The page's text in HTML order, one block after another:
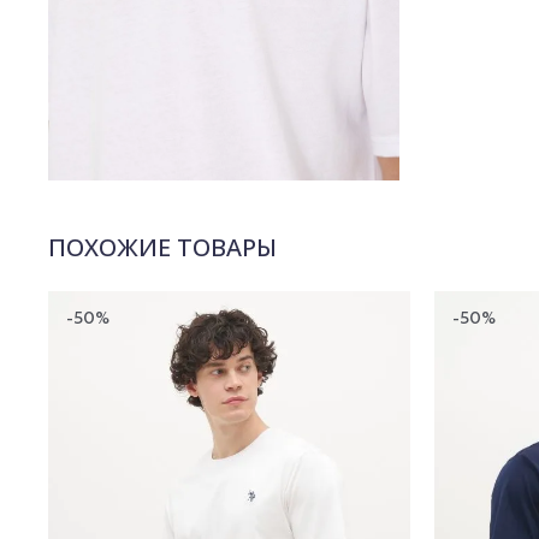
ПОХОЖИЕ ТОВАРЫ
-50% -50%